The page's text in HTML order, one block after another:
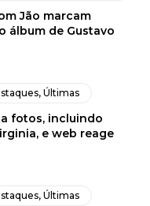
Jão marcam
álbum de Gustavo
,Últimas
fotos, incluindo
e web reage
,Últimas